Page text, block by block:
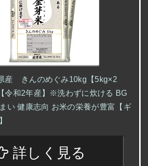
産 きんのめぐみ10kg【5kg×2
令和2年産】※洗わずに炊ける BG
い 健康志向 お米の栄養が豊富【ギ
詳しく見る